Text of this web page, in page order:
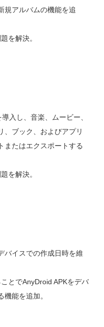
規アルバムの機能を追
を解決。
入し、音楽、ムービー、
、ブック、およびアプリ
またはエクスポートする
を解決。
バイスでの作成日時を維
とでAnyDroid APKをデバ
能を追加。